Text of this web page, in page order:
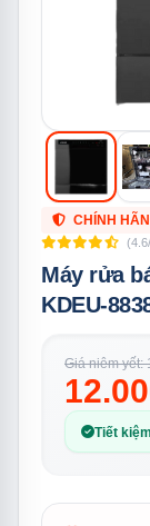
CHÍNH
Máy rửa
KDEU-
Giá niêm yết:
Tiết